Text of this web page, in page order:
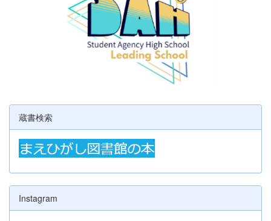
蔵書検索
Instagram